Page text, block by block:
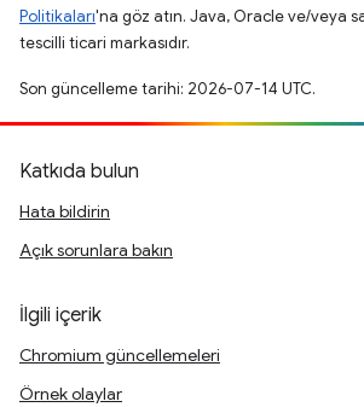
Politikaları'na göz atın. Java, Oracle ve/veya
tescilli ticari markasıdır.
Son güncelleme tarihi: 2026-07-14 UTC.
Katkıda bulun
Hata bildirin
Açık sorunlara bakın
İlgili içerik
Chromium güncellemeleri
Örnek olaylar